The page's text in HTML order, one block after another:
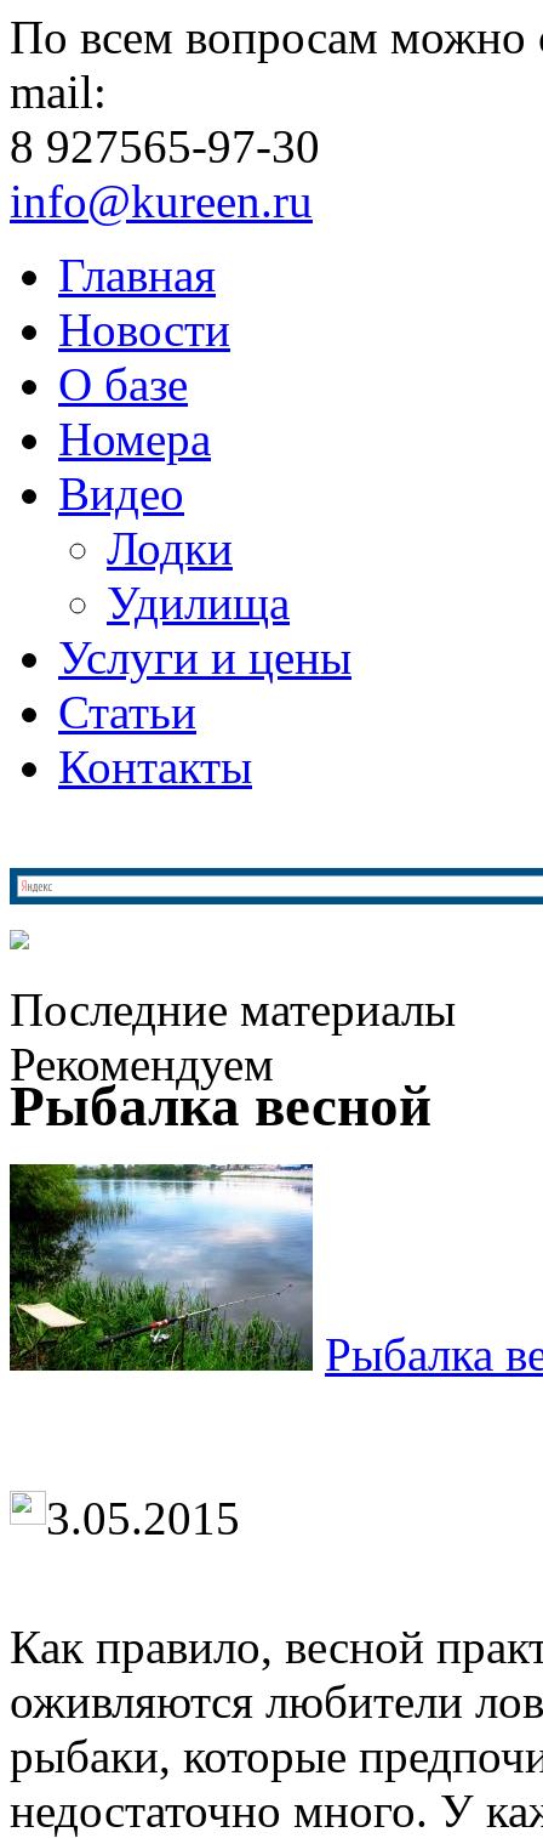
По всем вопросам можно
mail:
8 927565-97-30
info@kureen.ru
Главная
Новости
О базе
Номера
Видео
Лодки
Удилища
Услуги и цены
Статьи
Контакты
Последние материалы
Рекомендуем
Рыбалка весной
Рыбалка
3.05.2015
Как правило, весной
оживляются любители
рыбаки, которые
недостаточно много. У